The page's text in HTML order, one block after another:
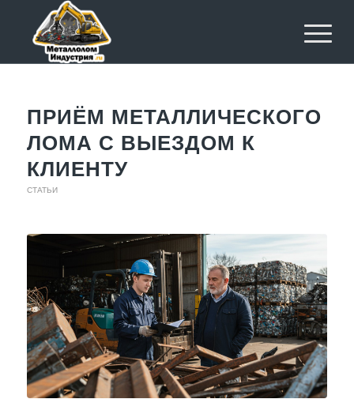
ПРИЁМ МЕТАЛЛИЧЕСКОГО
ЛОМА С ВЫЕЗДОМ К
КЛИЕНТУ
СТАТЬИ